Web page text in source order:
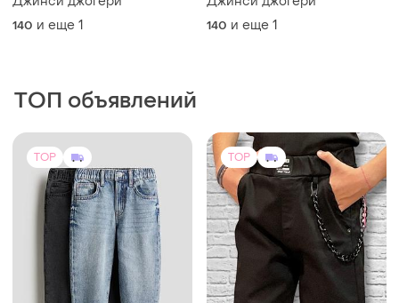
140 и еще 1 140 и еще 1
ТОП объявлений
TOP TOP